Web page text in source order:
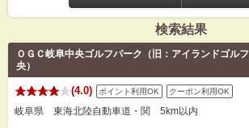
検索結果
ＯＧＣ岐阜中央ゴルフパーク（旧：アイランドゴル
央）
(4.0) ポイント利用OK クーポン利用OK
岐阜県 東海北陸自動車道・関 5km以内